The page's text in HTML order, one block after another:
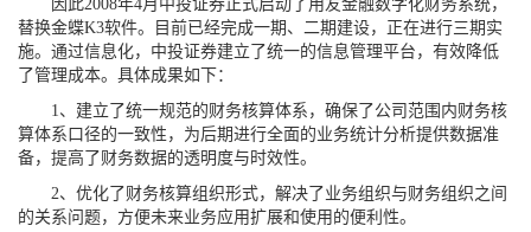
因此2008年4月中投证券正式启动了用友金融数字化财务系统，
替换金蝶K3软件。目前已经完成一期、二期建设，正在进行三期实
施。通过信息化，中投证券建立了统一的信息管理平台，有效降低
了管理成本。具体成果如下：
1、建立了统一规范的财务核算体系，确保了公司范围内财务核
算体系口径的一致性，为后期进行全面的业务统计分析提供数据准
备，提高了财务数据的透明度与时效性。
2、优化了财务核算组织形式，解决了业务组织与财务组织之间
的关系问题，方便未来业务应用扩展和使用的便利性。